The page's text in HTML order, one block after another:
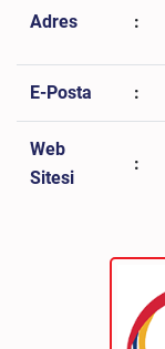
Adres :
E-Posta :
Web
Sitesi
: